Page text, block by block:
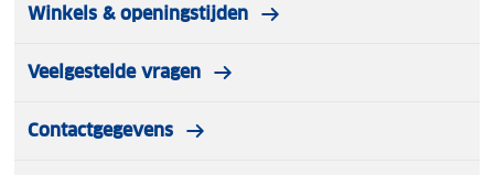
Winkels & openingstijden
Veelgestelde vragen
Contactgegevens